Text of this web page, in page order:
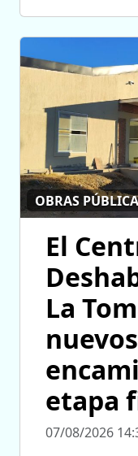
OBRAS
El
La
etapa
07/08/2026